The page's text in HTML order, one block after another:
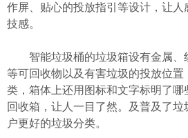
作屏、贴心的投放指引等设计，让
技感。
智能垃圾桶的垃圾箱设有金属、
等可回收物以及有害垃圾的投放位
类，箱体上还用图标和文字标明了哪
回收箱，让人一目了然。及普及了垃
户更好的垃圾分类。